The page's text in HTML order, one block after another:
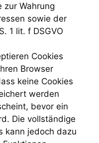
zur Wahrung
sowie der
1 lit. f DSGVO
Cookies
Browser
keine Cookies
werden
bevor ein
Die vollständige
kann jedoch dazu